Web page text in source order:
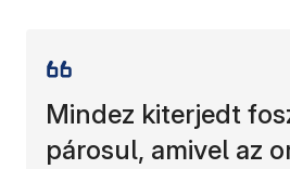
Mindez kiterjedt
párosul, amivel az